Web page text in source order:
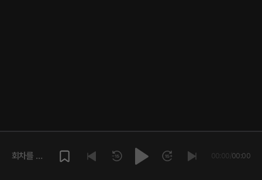
회차를 재
00:00/00:00